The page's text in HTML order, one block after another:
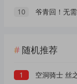
10 爷青回！无需
随机推荐
1 空洞骑士 丝